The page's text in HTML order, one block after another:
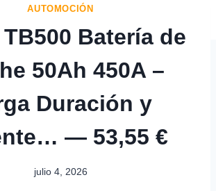
AUTOMOCIÓN
Batería de
50Ah 450A –
Duración y
— 53,55 €
julio 4, 2026